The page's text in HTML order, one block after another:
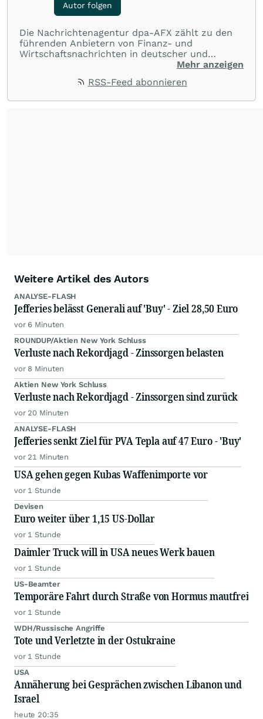
Autor folgen
Die Nachrichtenagentur dpa-AFX zählt zu den
führenden Anbietern von Finanz- und
Wirtschaftsnachrichten in deutscher und
englischer Sprache. Gestützt auf ein
dpa-AFX unabhängig, zuverlässig und schnell
Mehr anzeigen
RSS-Feed abonnieren
Weitere Artikel des Autors
ANALYSE-FLASH
Jefferies belässt Generali auf 'Buy' - Ziel 28,50 Euro
vor 6 Minuten
ROUNDUP/Aktien New York Schluss
Verluste nach Rekordjagd - Zinssorgen belasten
vor 8 Minuten
Aktien New York Schluss
Verluste nach Rekordjagd - Zinssorgen sind zurück
vor 20 Minuten
ANALYSE-FLASH
Jefferies senkt Ziel für PVA Tepla auf 47 Euro - 'Buy'
vor 21 Minuten
USA gehen gegen Kubas Waffenimporte vor
vor 1 Stunde
Devisen
Euro weiter über 1,15 US-Dollar
vor 1 Stunde
Daimler Truck will in USA neues Werk bauen
vor 1 Stunde
US-Beamter
Temporäre Fahrt durch Straße von Hormus mautfrei
vor 1 Stunde
WDH/Russische Angriffe
Tote und Verletzte in der Ostukraine
vor 1 Stunde
USA
Annäherung bei Gesprächen zwischen Libanon und
Israel
heute 20:35